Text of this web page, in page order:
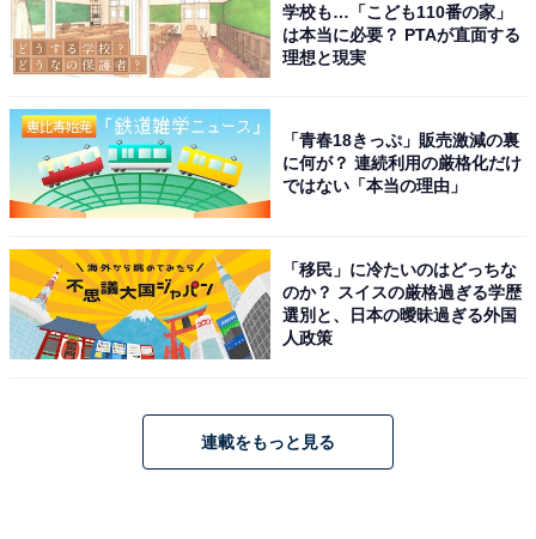
がなんとも可愛らしい「手乗りメレンゲ」など、思わず
写真を撮りたくなる色鮮やかな抹茶スイーツが約15種
類、そして「十六穀米のほうじ茶粥」や「煎茶風味のサ
ラダチキン」など様々なお茶を使用した料理、約30種類
が並びます。
学校も…「こども110番の家」
は本当に必要？ PTAが直面する
理想と現実
「青春18きっぷ」販売激減の裏
に何が？ 連続利用の厳格化だけ
ではない「本当の理由」
「移民」に冷たいのはどっちな
のか？ スイスの厳格過ぎる学歴
選別と、日本の曖昧過ぎる外国
人政策
連載をもっと見る